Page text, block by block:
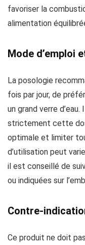
favoriser la
alimentation
Mode d’emploi
La posologie
fois par jour, de
un grand verre
strictement cette
optimale et limiter
d’utilisation peut
il est conseillé de
ou indiquées sur
Contre-
Ce produit ne doit